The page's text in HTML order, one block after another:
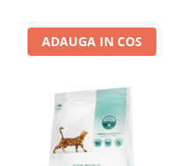
ADAUGA IN COS